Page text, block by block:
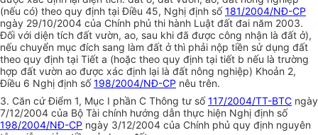
(nếu có) theo quy định tại Điều 45, Nghị định số181/2004/NĐ-CP
ngày 29/10/2004 của Chính phủ thi hành Luật đất đai năm 2003.
Đối với diện tích đất vườn, ao, sau khi đã được công nhận là đất ở),
nếu chuyển mục đích sang làm đất ở thì phải nộp tiền sử dụng đất
theo quy định tại Tiết a (hoặc theo quy định tại tiết b nếu là trường
hợp đất vườn ao được xác định lại là đất nông nghiệp) Khoản 2,
Điều 6 Nghị định số198/2004/NĐ-CP nêu trên.
3. Căn cứ Điểm 1, Mục I phần C Thông tư số117/2004/TT-BTC ngày
7/12/2004 của Bộ Tài chính hướng dẫn thực hiện Nghị định số
198/2004/NĐ-CP ngày 3/12/2004 của Chính phủ quy định nguyên